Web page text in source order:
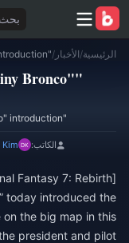
بحث
الرئيسية/الأخبار /
Bronco"
"Final Fantasy 7: Rebirth" "Tiny Bronco" introduction
الكاتب: Kim
today introduced the
on the big map in this
president and pilot